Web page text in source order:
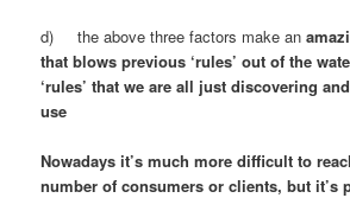
d) the above three factors make an
that blows previous ‘rules’ out of the
‘rules’ that we are all just discovering
use
Nowadays it’s much more difficult to
number of consumers or clients, but it’s